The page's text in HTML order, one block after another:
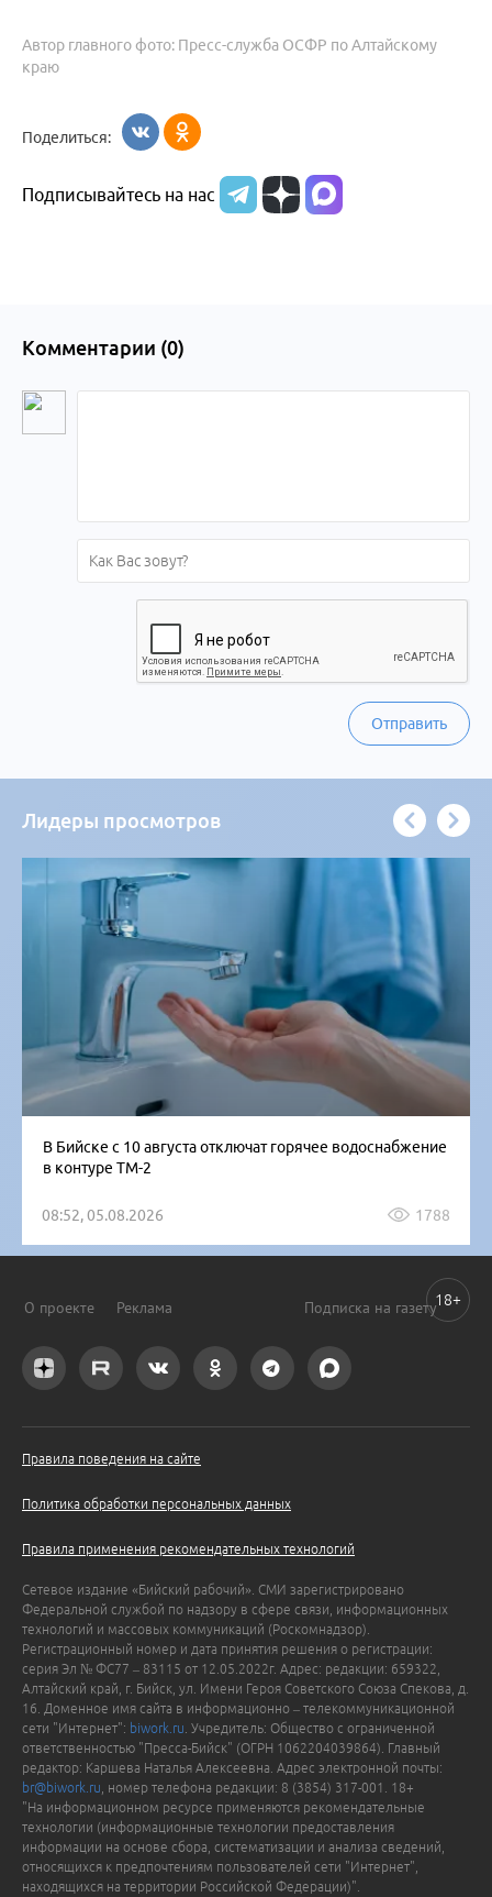
Автор главного фото: Пресс-служба ОСФР по Алтайскому
краю
Поделиться:
Подписывайтесь на нас
Комментарии (0)
Отправить
Лидеры просмотров
В Бийске с 10 августа отключат горячее водоснабжение
в контуре ТМ-2
08:52, 05.08.2026 1788
О проекте Реклама Подписка на газету
Правила поведения на сайте
Политика обработки персональных данных
Правила применения рекомендательных технологий
Сетевое издание «Бийский рабочий». СМИ зарегистрировано
Федеральной службой по надзору в сфере связи, информационных
технологий и массовых коммуникаций (Роскомнадзор).
Регистрационный номер и дата принятия решения о регистрации:
серия Эл № ФС77 – 83115 от 12.05.2022г. Адрес: редакции: 659322,
Алтайский край, г. Бийск, ул. Имени Героя Советского Союза Спекова, д.
16. Доменное имя сайта в информационно – телекоммуникационной
сети "Интернет": biwork.ru . Учредитель: Общество с ограниченной
ответственностью "Пресса-Бийск" (ОГРН 1062204039864). Главный
редактор: Каршева Наталья Алексеевна. Адрес электронной почты:
br@biwork.ru , номер телефона редакции: 8 (3854) 317-001. 18+
"На информационном ресурсе применяются рекомендательные
технологии (информационные технологии предоставления
информации на основе сбора, систематизации и анализа сведений,
относящихся к предпочтениям пользователей сети "Интернет",
находящихся на территории Российской Федерации)".
18+